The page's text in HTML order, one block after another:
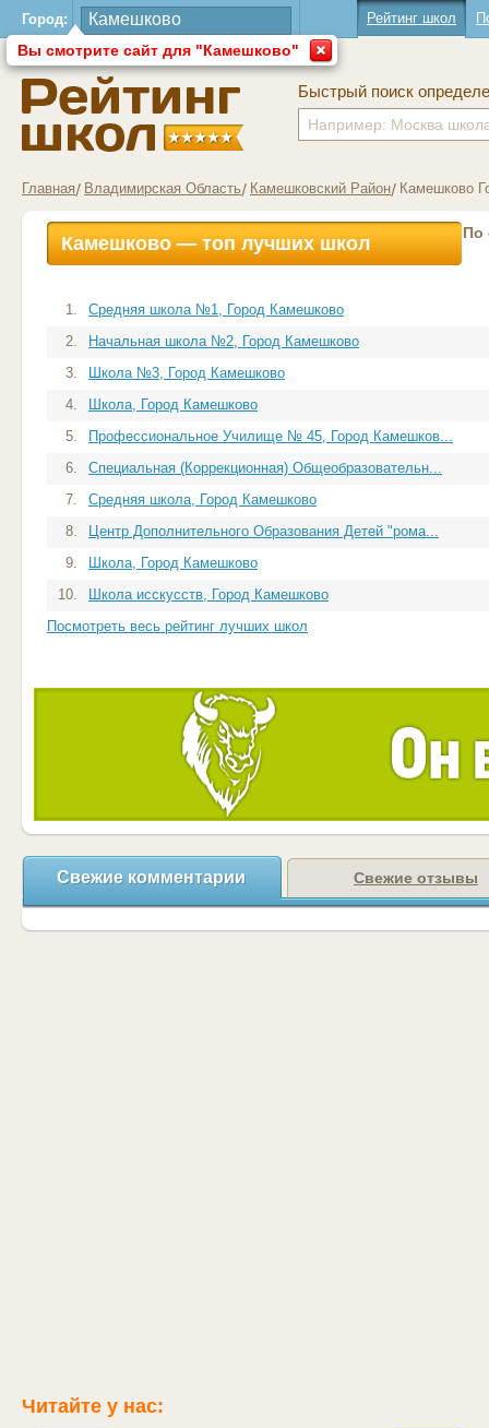
Город:
Вы смотрите сайт для "Камешково"
Рейтинг школ
Быстрый поиск
Главная Владимирская Область Камешковский Район Камешково
Камешково — топ лучших школ По
1.
Средняя школа №1, Город Камешково
2.
Начальная школа №2, Город Камешково
3.
Школа №3, Город Камешково
4.
Школа, Город Камешково
5.
Профессиональное Училище № 45, Город Камешков...
6.
Специальная (Коррекционная) Общеобразовательн...
7.
Средняя школа, Город Камешково
8.
Центр Дополнительного Образования Детей "рома...
9.
Школа, Город Камешково
10.
Школа исскусств, Город Камешково
Посмотреть весь рейтинг лучших школ
Свежие комментарии Свежие отзывы
Читайте у нас: